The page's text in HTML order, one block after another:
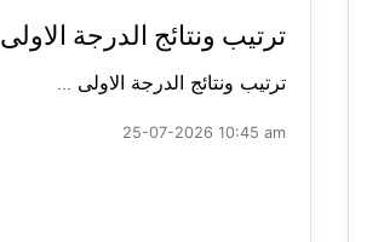
ترتيب ونتائج الدرجة الاولى
ترتيب ونتائج الدرجة الاولى ...
25-07-2026 10:45 am